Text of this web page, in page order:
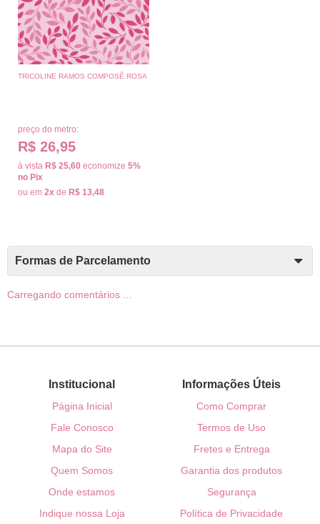
TRICOLINE RAMOS COMPOSÊ ROSA
preço do metro:
R$ 26,95
à vista R$ 25,60 economize 5%
no Pix
ou em 2x de R$ 13,48
Formas de Parcelamento
Carregando comentários ...
Institucional
Página Inicial
Fale Conosco
Mapa do Site
Quem Somos
Onde estamos
Indique nossa Loja
Informações Úteis
Como Comprar
Termos de Uso
Fretes e Entrega
Garantia dos produtos
Segurança
Política de Privacidade